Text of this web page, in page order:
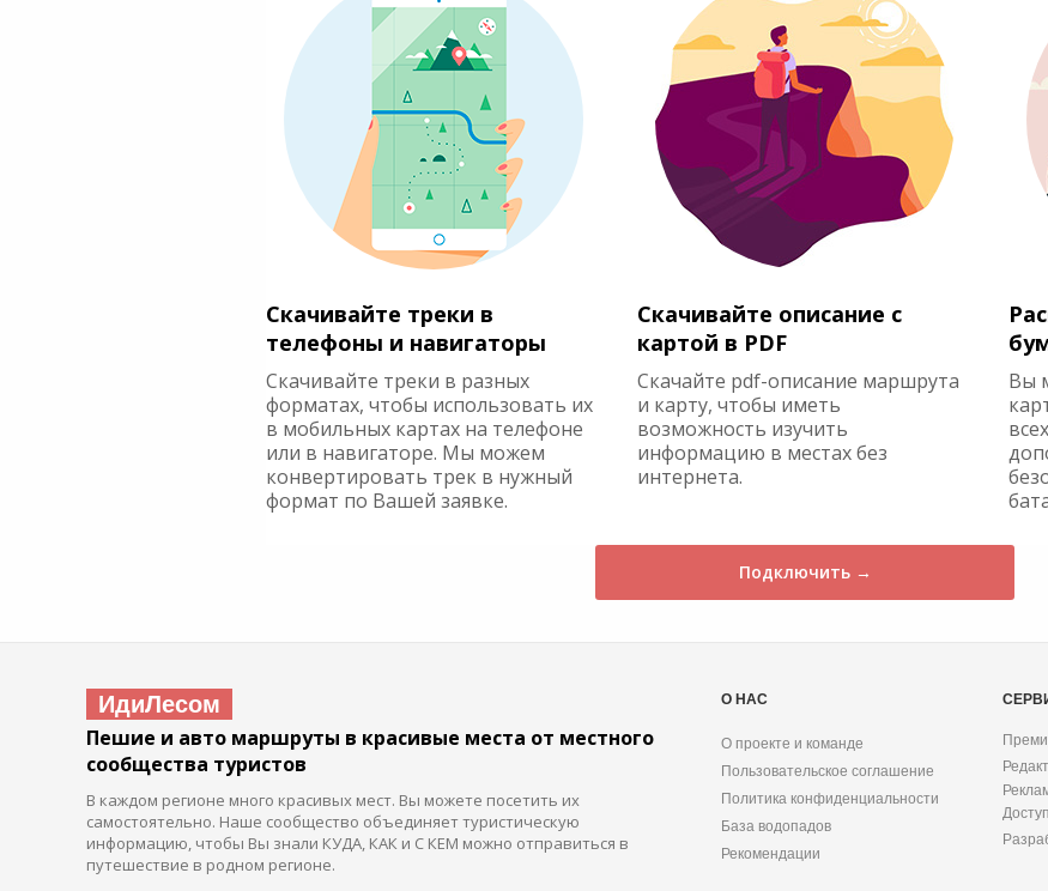
Скачивайте треки в
телефоны и навигаторы
Скачивайте треки в разных
форматах, чтобы использовать их
в мобильных картах на телефоне
или в навигаторе. Мы можем
конвертировать трек в нужный
формат по Вашей заявке.
Скачивайте описание с
картой в PDF
Скачайте pdf-описание маршрута
и карту, чтобы иметь
возможность изучить
информацию в местах без
интернета.
Вы
Подключить →
ИдиЛесом
Пешие и авто маршруты в красивые места от местного
сообщества туристов
В каждом регионе много красивых мест. Вы можете посетить их
самостоятельно. Наше сообщество объединяет туристическую
информацию, чтобы Вы знали КУДА, КАК и С КЕМ можно отправиться в
путешествие в родном регионе.
О НАС
О проекте и команде
Пользовательское соглашение
Политика конфиденциальности
База водопадов
Рекомендации